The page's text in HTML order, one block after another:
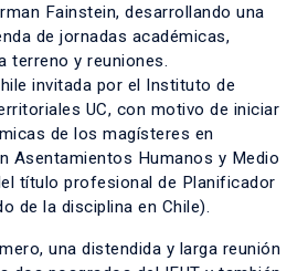
Fainstein, desarrollando una
de jornadas académicas,
terreno y reuniones.
invitada por el Instituto de
UC, con motivo de iniciar
de los magísteres en
Asentamientos Humanos y Medio
título profesional de Planificador
de la disciplina en Chile).
una distendida y larga reunión